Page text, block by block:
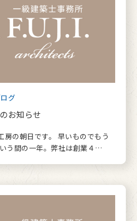
グ
お知らせ
房の朝日です。 早いものでもう
う間の一年。弊社は創業４…